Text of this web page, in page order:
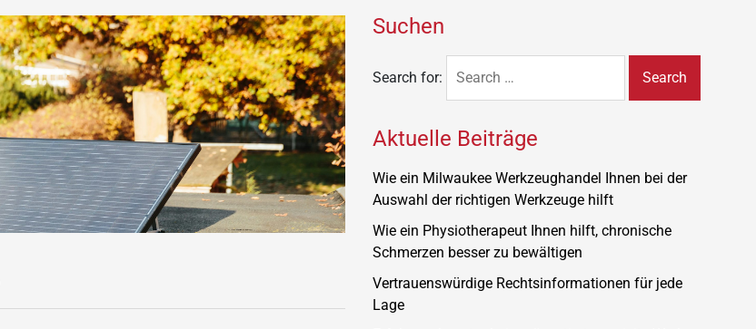
Suchen
Search for:
Aktuelle Beiträge
Wie ein Milwaukee Werkzeughandel Ihnen bei der
Auswahl der richtigen Werkzeuge hilft
Wie ein Physiotherapeut Ihnen hilft, chronische
Schmerzen besser zu bewältigen
Vertrauenswürdige Rechtsinformationen für jede
Lage